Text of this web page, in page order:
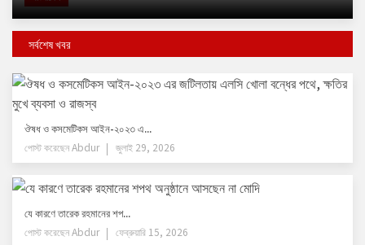
সর্বশেষ খবর
ঔষধ ও কসমেটিকস আইন-২০২৩ এ...
পোস্ট করেছেনAbdur জুলাই 29, 2026
যে কারণে তারেক রহমানের শপ...
পোস্ট করেছেনAbdur ফেব্রুয়ারি 15, 2026